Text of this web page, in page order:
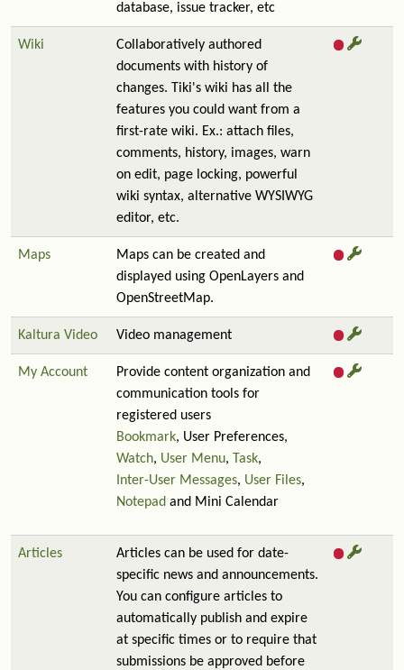
database, issue tracker, etc
Wiki
Collaboratively authored
documents with history of
changes. Tiki's wiki has all the
features you could want from a
first-rate wiki. Ex.: attach files,
comments, history, images, warn
on edit, page locking, powerful
wiki syntax, alternative WYSIWYG
editor, etc.
Maps
Maps can be created and
displayed using OpenLayers and
OpenStreetMap.
Kaltura Video Video management
My Account
Provide content organization and
communication tools for
registered users
Bookmark, User Preferences,
Watch, User Menu, Task,
Inter-User Messages, User Files,
Notepad and Mini Calendar
Articles
Articles can be used for date-
specific news and announcements.
You can configure articles to
automatically publish and expire
at specific times or to require that
submissions be approved before